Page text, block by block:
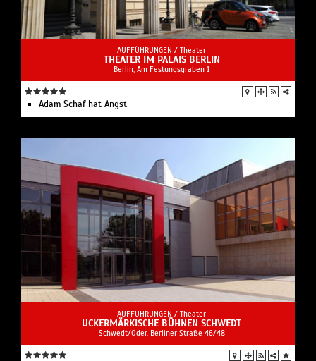
AUFFÜHRUNGEN / Theater
THEATER IM PALAIS BERLIN
Berlin, Am Festungsgraben 1
Adam Schaf hat Angst
AUFFÜHRUNGEN / Theater
UCKERMÄRKISCHE BÜHNEN SCHWEDT
Schwedt/Oder, Berliner Straße 46/48